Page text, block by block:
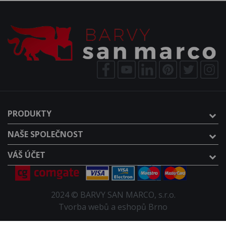
PRODUKTY
NAŠE SPOLEČNOST
VÁŠ ÚČET
2024 © BARVY SAN MARCO, s.r.o.
Tvorba webů a eshopů Brno